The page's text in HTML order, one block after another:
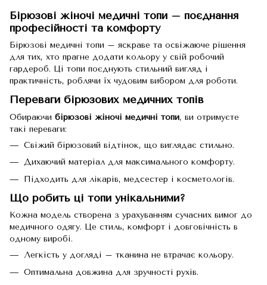
Бірюзові жіночі медичні топи – поєднання
професійності та комфорту
Бірюзові медичні топи – яскраве та освіжаюче рішення
для тих, хто прагне додати кольору у свій робочий
гардероб. Ці топи поєднують стильний вигляд і
практичність, роблячи їх чудовим вибором для роботи.
Переваги бірюзових медичних топів
Обираючи бірюзові жіночі медичні топи, ви отримуєте
такі переваги:
Свіжий бірюзовий відтінок, що виглядає стильно.
Дихаючий матеріал для максимального комфорту.
Підходить для лікарів, медсестер і косметологів.
Що робить ці топи унікальними?
Кожна модель створена з урахуванням сучасних вимог до
медичного одягу. Це стиль, комфорт і довговічність в
одному виробі.
Легкість у догляді – тканина не втрачає кольору.
Оптимальна довжина для зручності рухів.